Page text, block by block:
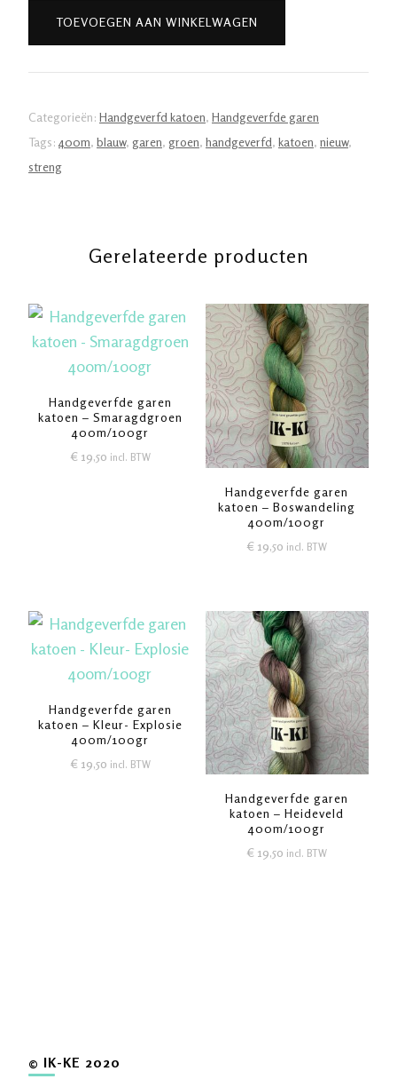
aantal
TOEVOEGEN AAN WINKELWAGEN
Categorieën: Handgeverfd katoen, Handgeverfde garen
Tags: 400m, blauw, garen, groen, handgeverfd, katoen, nieuw,
streng
Gerelateerde producten
Handgeverfde garen
katoen – Smaragdgroen
400m/100gr
€ 19,50 incl. BTW
Handgeverfde garen
katoen – Boswandeling
400m/100gr
€ 19,50 incl. BTW
Handgeverfde garen
katoen – Kleur- Explosie
400m/100gr
€ 19,50 incl. BTW
Handgeverfde garen
katoen – Heideveld
400m/100gr
€ 19,50 incl. BTW
© IK-KE 2020